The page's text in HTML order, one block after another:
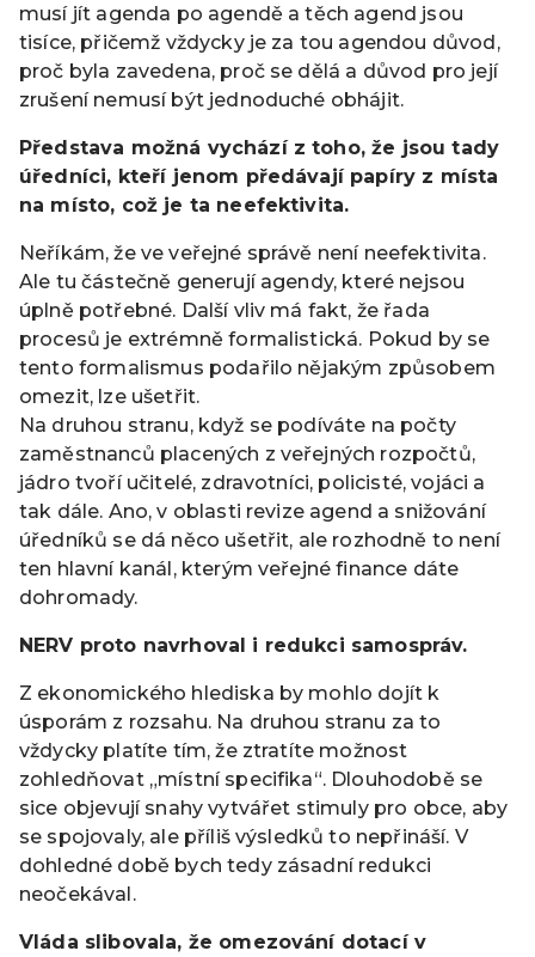
musí jít agenda po agendě a těch agend jsou
tisíce, přičemž vždycky je za tou agendou důvod,
proč byla zavedena, proč se dělá a důvod pro její
zrušení nemusí být jednoduché obhájit.
Představa možná vychází z toho, že jsou tady
úředníci, kteří jenom předávají papíry z místa
na místo, což je ta neefektivita.
Neříkám, že ve veřejné správě není neefektivita.
Ale tu částečně generují agendy, které nejsou
úplně potřebné. Další vliv má fakt, že řada
procesů je extrémně formalistická. Pokud by se
tento formalismus podařilo nějakým způsobem
omezit, lze ušetřit.
Na druhou stranu, když se podíváte na počty
zaměstnanců placených z veřejných rozpočtů,
jádro tvoří učitelé, zdravotníci, policisté, vojáci a
tak dále. Ano, v oblasti revize agend a snižování
úředníků se dá něco ušetřit, ale rozhodně to není
ten hlavní kanál, kterým veřejné finance dáte
dohromady.
NERV proto navrhoval i redukci samospráv.
Z ekonomického hlediska by mohlo dojít k
úsporám z rozsahu. Na druhou stranu za to
vždycky platíte tím, že ztratíte možnost
zohledňovat „místní specifika“. Dlouhodobě se
sice objevují snahy vytvářet stimuly pro obce, aby
se spojovaly, ale příliš výsledků to nepřináší. V
dohledné době bych tedy zásadní redukci
neočekával.
Vláda slibovala, že omezování dotací v